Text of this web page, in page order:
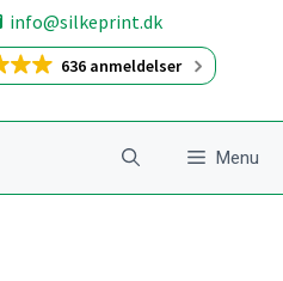
info@silkeprint.dk
636 anmeldelser
Menu